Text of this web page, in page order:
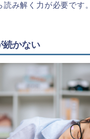
み解く力が必要です。
続かない